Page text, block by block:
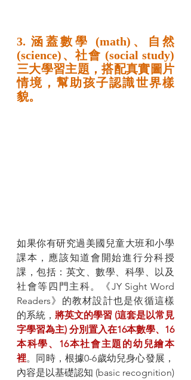
3. 涵蓋數學 (math)、自然
(science)、社會 (social study)
三大學習主題，搭配真實圖片
情境，幫助孩子認識世界樣
貌。
如果你有研究過美國兒童大班和小學
課本，應該知道會開始進行分科授
課，包括：英文、數學、科學、以及
社會等四門主科。《JY Sight Word
Readers》的教材設計也是依循這樣
的系統， 將英文的學習 (這套是以常見
字學習為主) 分別置入在16本數學、16
本科學、16本社會主題的幼兒繪本
裡。同時，根據0-6歲幼兒身心發展，
內容是以基礎認知 (basic recognition)